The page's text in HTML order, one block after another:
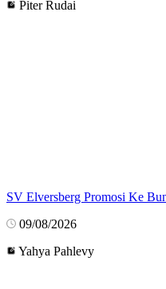
Piter Rudai
SV Elversberg Promosi Ke
09/08/2026
Yahya Pahlevy